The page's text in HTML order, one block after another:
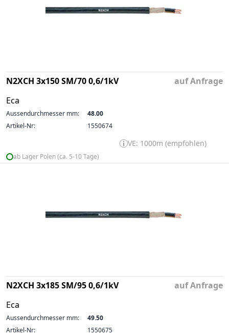
N2XCH 3x150 SM/70 0,6/1kV
Eca
auf Anfrage
Aussendurchmesser mm:
48.00
Artikel-Nr:
1550674
VE: 1000m (empfohlen)
ab Lager Polen (ca. 5-10 Tage)
N2XCH 3x185 SM/95 0,6/1kV
Eca
auf Anfrage
Aussendurchmesser mm:
49.50
Artikel-Nr:
1550675